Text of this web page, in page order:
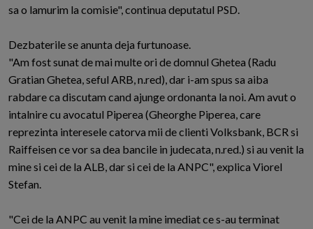
sa o lamurim la comisie", continua deputatul PSD.
Dezbaterile se anunta deja furtunoase.
"Am fost sunat de mai multe ori de domnul Ghetea (Radu
Gratian Ghetea, seful ARB, n.red), dar i-am spus sa aiba
rabdare ca discutam cand ajunge ordonanta la noi. Am avut o
intalnire cu avocatul Piperea (Gheorghe Piperea, care
reprezinta interesele catorva mii de clienti Volksbank, BCR si
Raiffeisen ce vor sa dea bancile in judecata, n.red.) si au venit la
mine si cei de la ALB, dar si cei de la ANPC", explica Viorel
Stefan.
"Cei de la ANPC au venit la mine imediat ce s-au terminat